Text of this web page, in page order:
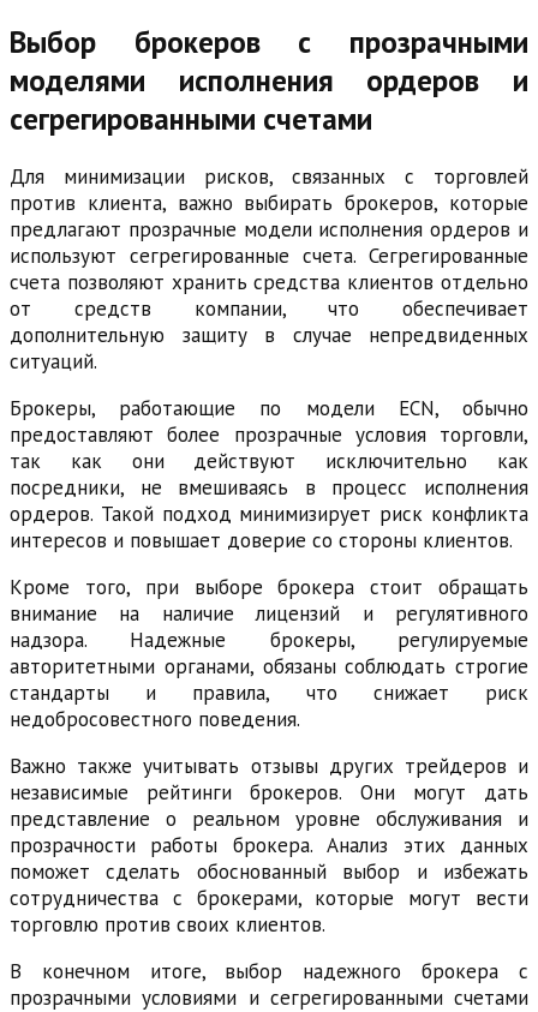
Выбор брокеров с прозрачными
моделями исполнения ордеров и
сегрегированными счетами
Для минимизации рисков, связанных с торговлей
против клиента, важно выбирать брокеров, которые
предлагают прозрачные модели исполнения ордеров и
используют сегрегированные счета. Сегрегированные
счета позволяют хранить средства клиентов отдельно
от средств компании, что обеспечивает
дополнительную защиту в случае непредвиденных
ситуаций.
Брокеры, работающие по модели ECN, обычно
предоставляют более прозрачные условия торговли,
так как они действуют исключительно как
посредники, не вмешиваясь в процесс исполнения
ордеров. Такой подход минимизирует риск конфликта
интересов и повышает доверие со стороны клиентов.
Кроме того, при выборе брокера стоит обращать
внимание на наличие лицензий и регулятивного
надзора. Надежные брокеры, регулируемые
авторитетными органами, обязаны соблюдать строгие
стандарты и правила, что снижает риск
недобросовестного поведения.
Важно также учитывать отзывы других трейдеров и
независимые рейтинги брокеров. Они могут дать
представление о реальном уровне обслуживания и
прозрачности работы брокера. Анализ этих данных
поможет сделать обоснованный выбор и избежать
сотрудничества с брокерами, которые могут вести
торговлю против своих клиентов.
В конечном итоге, выбор надежного брокера с
прозрачными условиями и сегрегированными счетами